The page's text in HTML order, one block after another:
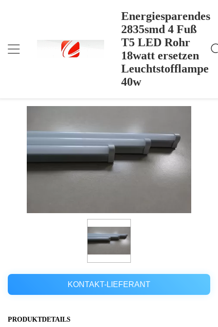
Energiesparendes
2835smd 4 Fuß
T5 LED Rohr
18watt ersetzen
Leuchtstofflampe
40w
Nach Hause Products>Energiesparendes 2835smd 4 Fuß T5 LED Rohr 18w
Att Ersetzen Leuchtstofflampe 40w
Energiesparendes 2835smd 4 Fuß T5
LED Rohr 18watt ersetzen
KONTAKT-LIEFERANT
PRODUKTDETAILS